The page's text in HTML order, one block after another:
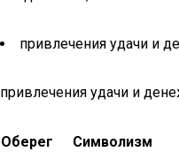
привлечения удачи и
привлечения удачи и
Оберег Символизм